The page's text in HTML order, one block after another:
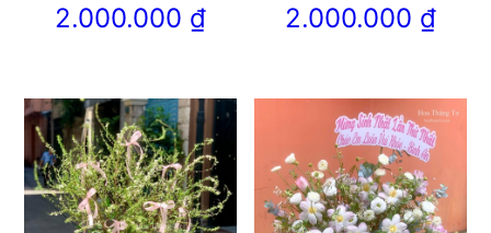
2.000.000 ₫ 2.000.000 ₫